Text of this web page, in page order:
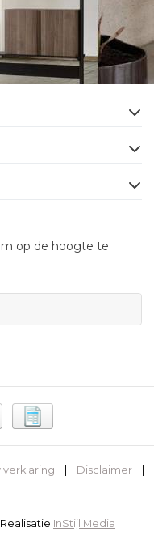
op de hoogte te
verklaring | Disclaimer
|
InStijl Media